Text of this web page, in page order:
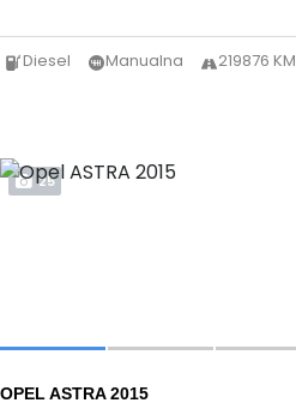
Diesel Manualna 219876 KM
25
OPEL ASTRA 2015